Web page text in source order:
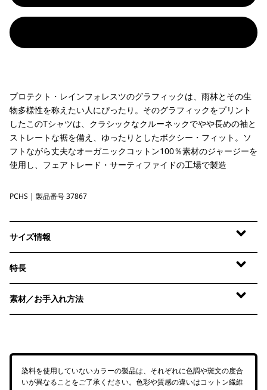
プロテクト・レインフォレスツのグラフィックは、雨林とその生
物多様性を称えたい人にぴったり。そのグラフィックをプリント
したこのTシャツは、クラシックなクルーネックでやや長めの袖と
ストレートな裾を備え、ゆったりとしたボクシー・フィット。ソ
フトながら丈夫なオーガニックコットン100％素材のジャージーを
使用し、フェアトレード・サーティファイドの工場で製造
Peach Sherbet
PCHS | 製品番号 37867
サイズ情報
特長
素材／お手入れ方法
染料を使用していないカラーの製品は、それぞれに色調や斑文の度合
いが異なることをご了承ください。色彩や質感の違いはコットン繊維